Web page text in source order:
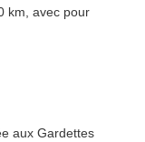
km, avec pour
aux Gardettes